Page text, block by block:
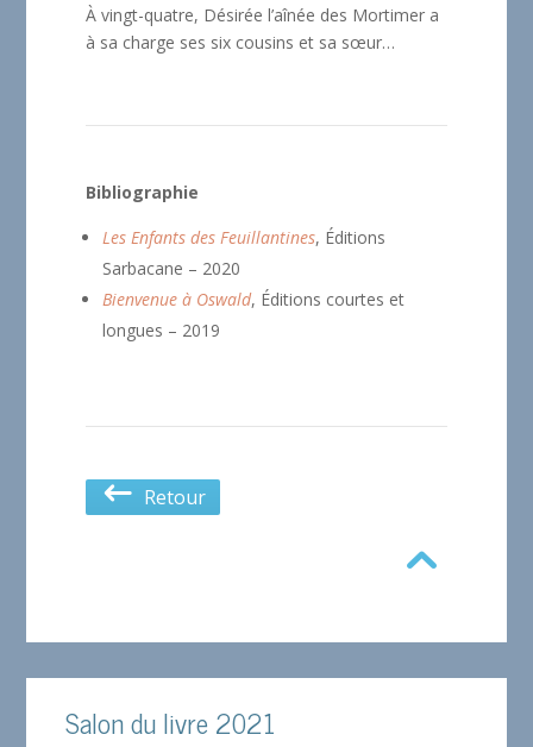
À vingt-quatre, Désirée l’aînée des Mortimer a
à sa charge ses six cousins et sa sœur…
Bibliographie
Les Enfants des Feuillantines, Éditions
Sarbacane – 2020
Bienvenue à Oswald, Éditions courtes et
longues – 2019
Retour
Salon du livre 2021